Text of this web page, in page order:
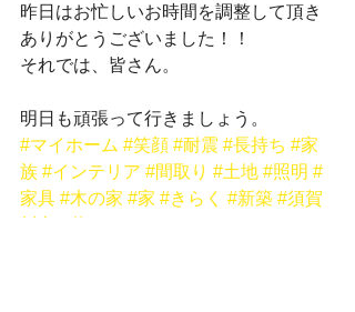
昨日はお忙しいお時間を調整して頂き
ありがとうございました！！
それでは、皆さん。
明日も頑張って行きましょう。
#マイホーム #笑顔 #耐震 #長持ち #家
族 #インテリア #間取り #土地 #照明 #
家具 #木の家 #家 #きらく #新築 #須賀